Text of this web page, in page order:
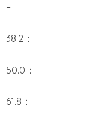
–
38.2：
50.0：
61.8：